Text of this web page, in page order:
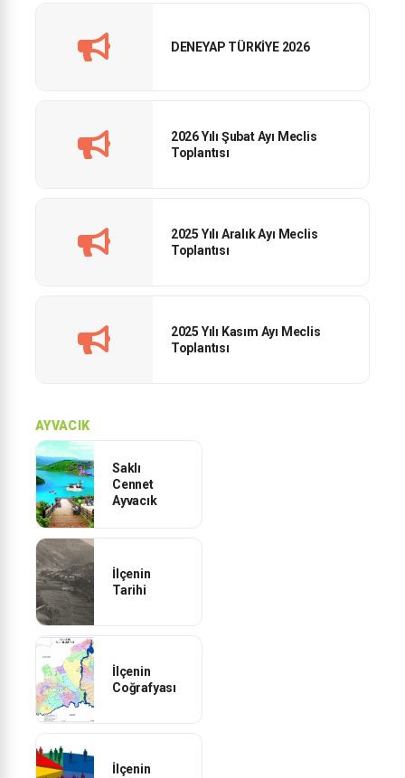
DENEYAP TÜRKİYE 2026
2026 Yılı Şubat Ayı Meclis
Toplantısı
2025 Yılı Aralık Ayı Meclis
Toplantısı
2025 Yılı Kasım Ayı Meclis
Toplantısı
AYVACIK
Saklı
Cennet
Ayvacık
İlçenin
Tarihi
İlçenin
Coğrafyası
İlçenin